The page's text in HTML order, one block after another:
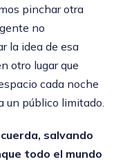
pinchar otra
no
la idea de esa
otro lugar que
cada noche
un público limitado.
salvando
todo el mundo